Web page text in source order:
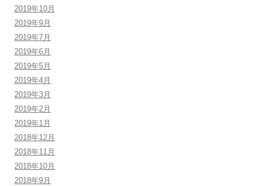
2019年10月
2019年9月
2019年7月
2019年6月
2019年5月
2019年4月
2019年3月
2019年2月
2019年1月
2018年12月
2018年11月
2018年10月
2018年9月